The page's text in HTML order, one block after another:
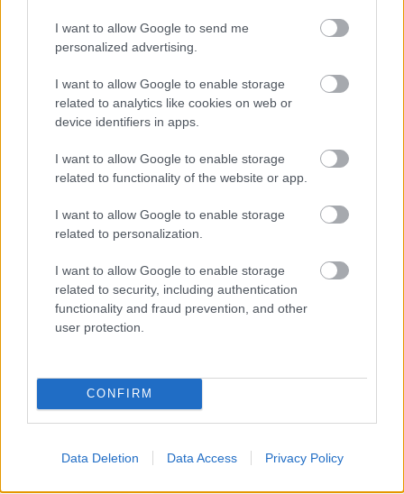
I want to allow Google to send me
personalized advertising.
I want to allow Google to enable storage
related to analytics like cookies on web or
device identifiers in apps.
I want to allow Google to enable storage
related to functionality of the website or app.
I want to allow Google to enable storage
related to personalization.
I want to allow Google to enable storage
related to security, including authentication
functionality and fraud prevention, and other
user protection.
CONFIRM
Data Deletion Data Access Privacy Policy
Támogasd adományoddal
Kapcsolódó hírek
AXEL TUANZEBE